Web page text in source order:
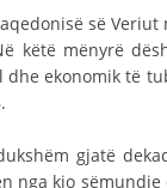
së
këtë mënyrë
ekonomik të
gjatë
nga kjo